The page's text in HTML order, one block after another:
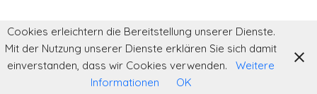
Cookies erleichtern die Bereitstellung unserer Dienste.
Mit der Nutzung unserer Dienste erklären Sie sich damit
einverstanden, dass wir Cookies verwenden.
Weitere
Informationen
OK